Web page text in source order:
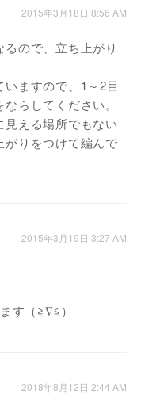
2015年3月18日 8:56 AM
ので、立ち上がり
ますので、1～2目
らしてください。
える場所でもない
りをつけて編んで
2015年3月19日 3:27 AM
す（≧∇≦）
2018年8月12日 2:44 AM